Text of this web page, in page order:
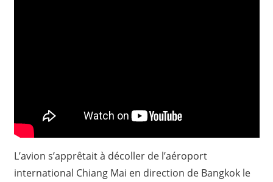
L’avion s’apprêtait à décoller de l’aéroport
international Chiang Mai en direction de Bangkok le